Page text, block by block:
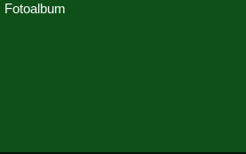
Fotoalbum